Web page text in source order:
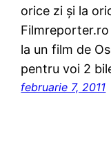
orice zi şi la
la un film de
pentru voi 2
februarie 7, 2011